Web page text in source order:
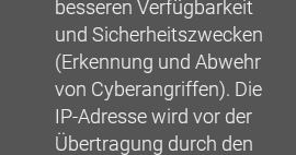
besseren Verfügbarkeit
und Sicherheitszwecken
(Erkennung und Abwehr
von Cyberangriffen). Die
IP-Adresse wird vor der
Übertragung durch den